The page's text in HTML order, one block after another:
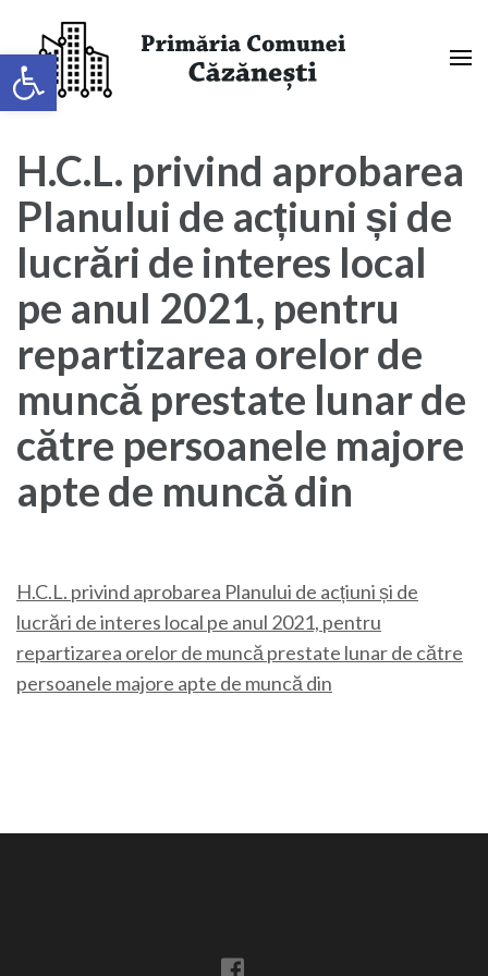
Deschide bara de unelte
conținut
(apasă
Primaria Comunei Căzănești,
Mehedinți
H.C.L. privind aprobarea
Planului de acțiuni și de
lucrări de interes local
pe anul 2021, pentru
repartizarea orelor de
muncă prestate lunar de
către persoanele majore
apte de muncă din
H.C.L. privind aprobarea Planului de acțiuni și de
lucrări de interes local pe anul 2021, pentru
repartizarea orelor de muncă prestate lunar de către
persoanele majore apte de muncă din